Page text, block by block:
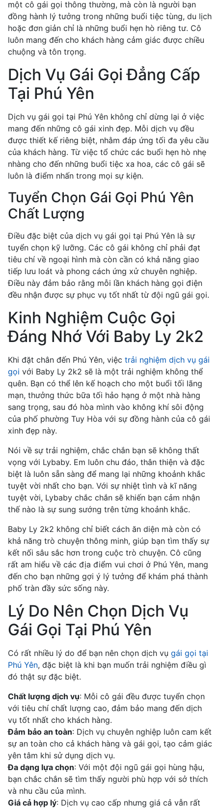
một cô gái gọi thông thường, mà còn là người bạn
đồng hành lý tưởng trong những buổi tiệc tùng, du lịch
hoặc đơn giản chỉ là những buổi hẹn hò riêng tư. Cô
luôn mang đến cho khách hàng cảm giác được chiều
chuộng và tôn trọng.
Dịch Vụ Gái Gọi Đẳng Cấp
Tại Phú Yên
Dịch vụ gái gọi tại Phú Yên không chỉ dừng lại ở việc
mang đến những cô gái xinh đẹp. Mỗi dịch vụ đều
được thiết kế riêng biệt, nhằm đáp ứng tối đa yêu cầu
của khách hàng. Từ việc tổ chức các buổi hẹn hò nhẹ
nhàng cho đến những buổi tiệc xa hoa, các cô gái sẽ
luôn là điểm nhấn trong mọi sự kiện.
Tuyển Chọn Gái Gọi Phú Yên
Chất Lượng
Điều đặc biệt của dịch vụ gái gọi tại Phú Yên là sự
tuyển chọn kỹ lưỡng. Các cô gái không chỉ phải đạt
tiêu chí về ngoại hình mà còn cần có khả năng giao
tiếp lưu loát và phong cách ứng xử chuyên nghiệp.
Điều này đảm bảo rằng mỗi lần khách hàng gọi điện
đều nhận được sự phục vụ tốt nhất từ đội ngũ gái gọi.
Kinh Nghiệm Cuộc Gọi
Đáng Nhớ Với Baby Ly 2k2
Khi đặt chân đến Phú Yên, việc trải nghiệm dịch vụ gái
gọi với Baby Ly 2k2 sẽ là một trải nghiệm không thể
quên. Bạn có thể lên kế hoạch cho một buổi tối lãng
mạn, thưởng thức bữa tối hảo hạng ở một nhà hàng
sang trọng, sau đó hòa mình vào không khí sôi động
của phố phường Tuy Hòa với sự đồng hành của cô gái
xinh đẹp này.
Nói về sự trải nghiệm, chắc chắn bạn sẽ không thất
vọng với Lybaby. Em luôn chu đáo, thân thiện và đặc
biệt là luôn sẵn sàng để mang lại những khoảnh khắc
tuyệt vời nhất cho bạn. Với sự nhiệt tình và kĩ năng
tuyệt vời, Lybaby chắc chắn sẽ khiến bạn cảm nhận
thế nào là sự sung sướng trên từng khoảnh khắc.
Baby Ly 2k2 không chỉ biết cách ăn diện mà còn có
khả năng trò chuyện thông minh, giúp bạn tìm thấy sự
kết nối sâu sắc hơn trong cuộc trò chuyện. Cô cũng
rất am hiểu về các địa điểm vui chơi ở Phú Yên, mang
đến cho bạn những gợi ý lý tưởng để khám phá thành
phố tràn đầy sức sống này.
Lý Do Nên Chọn Dịch Vụ
Gái Gọi Tại Phú Yên
Có rất nhiều lý do để bạn nên chọn dịch vụ gái gọi tại
Phú Yên, đặc biệt là khi bạn muốn trải nghiệm điều gì
đó thật sự đặc biệt.
Chất lượng dịch vụ: Mỗi cô gái đều được tuyển chọn
với tiêu chí chất lượng cao, đảm bảo mang đến dịch
vụ tốt nhất cho khách hàng.
Đảm bảo an toàn: Dịch vụ chuyên nghiệp luôn cam kết
sự an toàn cho cả khách hàng và gái gọi, tạo cảm giác
yên tâm khi sử dụng dịch vụ.
Đa dạng lựa chọn: Với một đội ngũ gái gọi hùng hậu,
bạn chắc chắn sẽ tìm thấy người phù hợp với sở thích
và nhu cầu của mình.
Giá cả hợp lý: Dịch vụ cao cấp nhưng giá cả vẫn rất